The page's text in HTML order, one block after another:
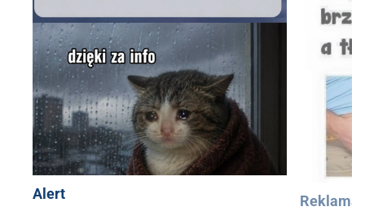
Alert Reklama